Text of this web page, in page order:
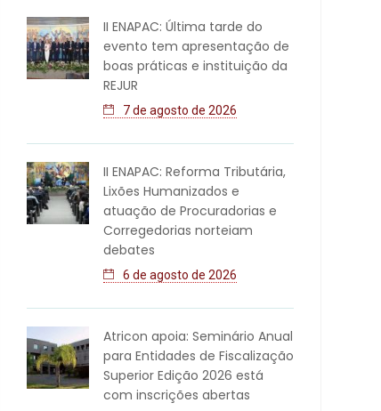
II ENAPAC: Última tarde do
evento tem apresentação de
boas práticas e instituição da
REJUR
7 de agosto de 2026
II ENAPAC: Reforma Tributária,
Lixões Humanizados e
atuação de Procuradorias e
Corregedorias norteiam
debates
6 de agosto de 2026
Atricon apoia: Seminário Anual
para Entidades de Fiscalização
Superior Edição 2026 está
com inscrições abertas